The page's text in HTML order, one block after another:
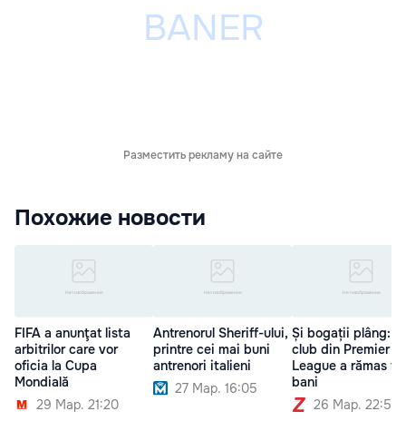
Разместить рекламу на сайте
Похожие новости
FIFA a anunţat lista
arbitrilor care vor
oficia la Cupa
Mondială
29 Мар. 21:20
Antrenorul Sheriff-ului,
printre cei mai buni
antrenori italieni
27 Мар. 16:05
Și bogații plâng:
club din Premier
League a rămas
bani
26 Мар. 22:54